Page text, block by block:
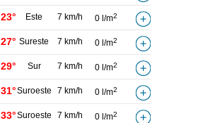
23° Este 7 km/h 0 l/m2
27° Sureste 7 km/h 0 l/m2
29° Sur 7 km/h 0 l/m2
31°Suroeste 7 km/h 0 l/m2
33°Suroeste 7 km/h 0 l/m2